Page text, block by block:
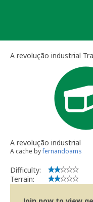
A revolução industrial
A revolução industrial
A cache byfernandoams
Difficulty:
Terrain: